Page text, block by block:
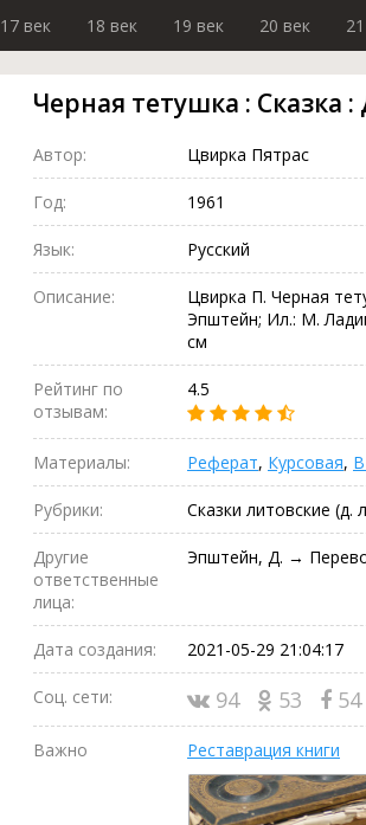
17 век 18 век 19 век 20 век
Черная тетушка : Сказка
Автор: Цвирка Пятрас
Год: 1961
Язык: Русский
Описание:
Цвирка П. Черная
Эпштейн; Ил.: М.
см
Рейтинг по
отзывам:
4.5
Материалы: Реферат, Курсовая,
Рубрики: Сказки литовские (д.
Другие
ответственные
лица:
Эпштейн, Д. →
Дата создания: 2021-05-29 21:04:17
Соц. сети: 94 53 54
Важно Реставрация книги